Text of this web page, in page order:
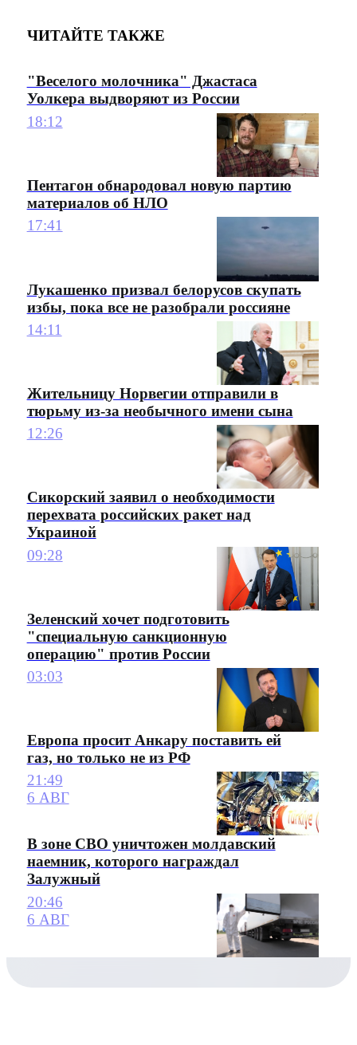
ЧИТАЙТЕ ТАКЖЕ
"Веселого молочника" Джастаса
Уолкера выдворяют из России
18:12
Пентагон обнародовал новую партию
материалов об НЛО
17:41
Лукашенко призвал белорусов скупать
избы, пока все не разобрали россияне
14:11
Жительницу Норвегии отправили в
тюрьму из-за необычного имени сына
12:26
Сикорский заявил о необходимости
перехвата российских ракет над
Украиной
09:28
Зеленский хочет подготовить
"специальную санкционную
операцию" против России
03:03
Европа просит Анкару поставить ей
газ, но только не из РФ
21:49
6 АВГ
В зоне СВО уничтожен молдавский
наемник, которого награждал
Залужный
20:46
6 АВГ